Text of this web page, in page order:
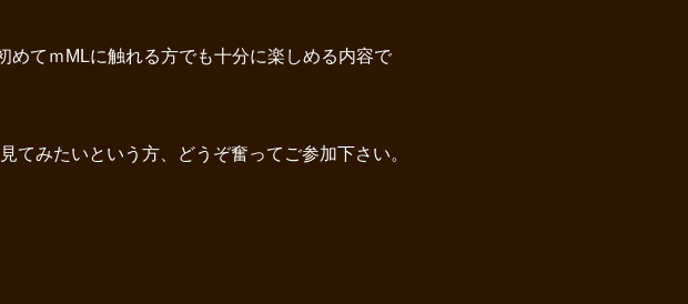
てｍMLに触れる方でも十分に楽しめる内容で
てみたいという方、どうぞ奮ってご参加下さい。